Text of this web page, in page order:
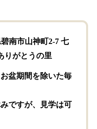
碧南市山神町2-7 七
りがとうの里
盆期間を除いた毎
ですが、見学は可